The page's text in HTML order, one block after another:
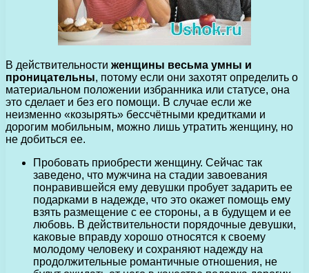
В действительности женщины весьма умны и
проницательны, потому если они захотят определить о
материальном положении избранника или статусе, она
это сделает и без его помощи. В случае если же
неизменно «козырять» бессчётными кредитками и
дорогим мобильным, можно лишь утратить женщину, но
не добиться ее.
Пробовать приобрести женщину. Сейчас так
заведено, что мужчина на стадии завоевания
понравившейся ему девушки пробует задарить ее
подарками в надежде, что это окажет помощь ему
взять размещение с ее стороны, а в будущем и ее
любовь. В действительности порядочные девушки,
каковые вправду хорошо относятся к своему
молодому человеку и сохраняют надежду на
продолжительные романтичные отношения, не